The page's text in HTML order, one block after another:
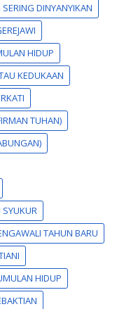
DINYANYIKAN
HIDUP
KEDUKAAN
TUHAN)
TAHUN BARU
HIDUP